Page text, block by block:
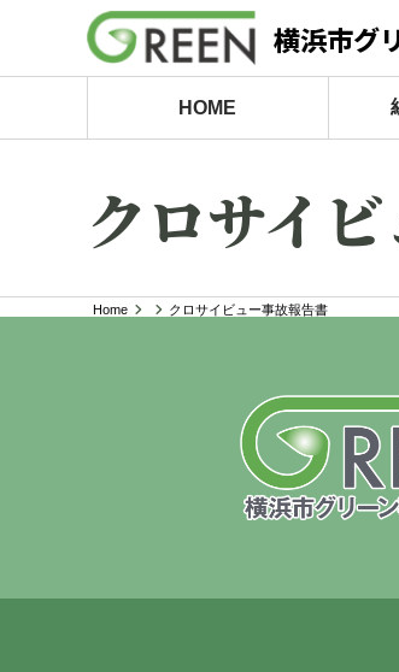
横浜市グ
HOME
クロサイ
Home クロサイビュー事故報告書